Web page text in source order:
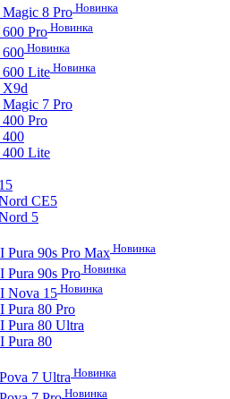
8 Pro Новинка
Pro Новинка
Новинка
Lite Новинка
7 Pro
Pro
Lite
CE5
5
90s Pro MaxНовинка
90s Pro Новинка
Nova 15 Новинка
Pura 80 Pro
Pura 80 Ultra
Pura 80
7 Ultra Новинка
Новинка